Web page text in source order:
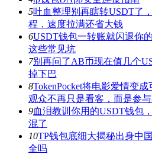
5吐血整理别再瞎转USDT了
程，速度拉满还省大钱
6USDT钱包一转账就闪退你
这些常见坑
7别再问了AB币现在值几个
掉下巴
8TokenPocket将电影爱情变
观众不再只是看客，而是参
9血泪教训你用的USDT钱包
混了
10TP钱包底细大揭秘出身中
全吗